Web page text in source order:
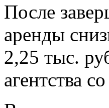
После
аренды
2,25 тыс.
агентства